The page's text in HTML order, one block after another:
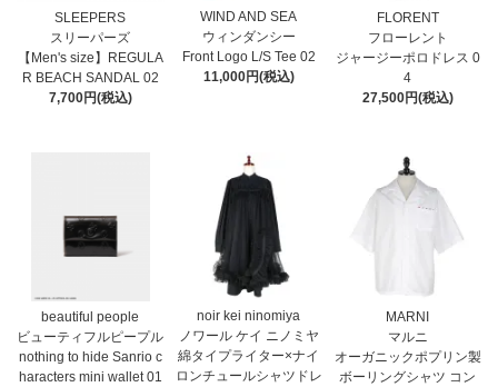
SLEEPERS
スリーパーズ
【Men's size】REGULA
R BEACH SANDAL 02
7,700円(税込)
WIND AND SEA
ウィンダンシー
Front Logo L/S Tee 02
11,000円(税込)
FLORENT
フローレント
ジャージーポロドレス 0
4
27,500円(税込)
beautiful people
ビューティフルピープル
nothing to hide Sanrio c
haracters mini wallet⁠ 01
noir kei ninomiya
ノワール ケイ ニノミヤ
綿タイプライター×ナイ
ロンチュールシャツドレ
MARNI
マルニ
オーガニックポプリン製
ボーリングシャツ コン